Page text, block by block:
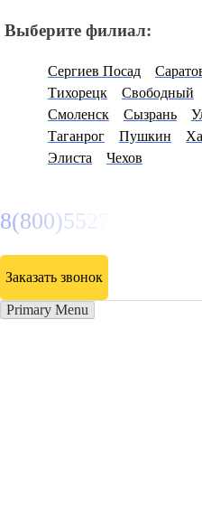
Выберите филиал:
Сергиев Посад
Тихорецк
Свободный
Смоленск
Сызрань
Таганрог
Пушкин
Элиста
Чехов
8(800)5527584
Заказать звонок
Primary Menu